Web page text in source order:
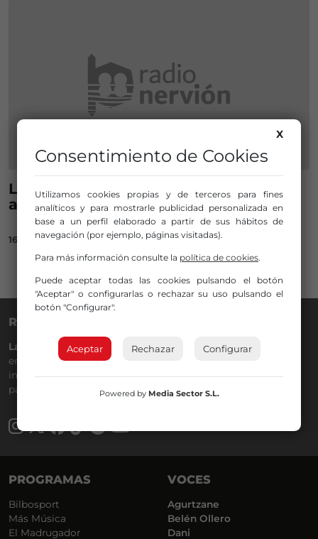
La obra del SkatePark de Txurdinaga
arrancará en septiembre
16/06/2022
RADIO NERVIÓN
La Gran Familiadesde hace40 años en la88.0de tu dial. La
emisora de Bilbao para todos los públicos, con Más Música,
información a menos cinco, deportes, tráfico y la
participación de los oyentes.
PROGRAMAS
Bilbosport
Más Música
El Madrugador
VOCES
Agurtzane
Belén Ollero
Dani
X
Consentimiento de Cookies
Utilizamos cookies propias y de terceros para fines
analíticos y para mostrarle publicidad personalizada en
base a un perfil elaborado a partir de sus hábitos de
navegación (por ejemplo, páginas visitadas).
Para más información consulte la política de cookies.
Puede aceptar todas las cookies pulsando el botón
"Aceptar" o configurarlas o rechazar su uso pulsando el
botón "Configurar".
Aceptar Rechazar Configurar
Powered by Media Sector S.L.